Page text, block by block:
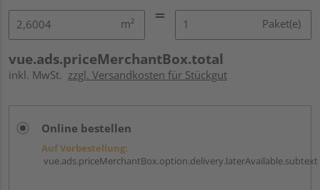
m² Paket(e)
vue.ads.priceMerchantBox.total
inkl. MwSt. zzgl. Versandkosten für Stückgut
Online bestellen
Auf Vorbestellung:
vue.ads.priceMerchantBox.option.delivery.laterAvailable.subtext